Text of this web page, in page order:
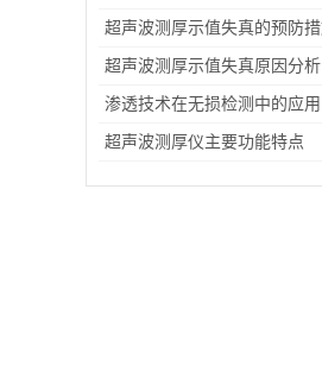
超声波测厚示值失真原因分析
渗透技术在无损检测中的应用
超声波测厚仪主要功能特点